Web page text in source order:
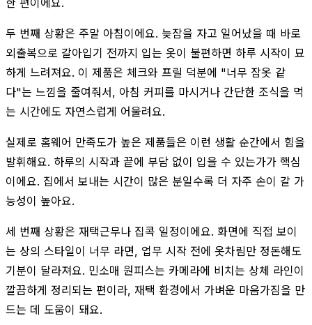
두 번째 상황은 주말 아침이에요. 늦잠을 자고 일어났을 때 바로
외출복으로 갈아입기 전까지 입는 옷이 불편하면 하루 시작이 묘
하게 느려져요. 이 제품은 체크와 프릴 덕분에 "너무 잠옷 같
다"는 느낌을 줄여줘서, 아침 커피를 마시거나 간단한 조식을 먹
는 시간에도 자연스럽게 어울려요.
실제로 홈웨어 만족도가 높은 제품들은 이런 생활 순간에서 힘을
발휘해요. 하루의 시작과 끝에 부담 없이 입을 수 있는가가 핵심
이에요. 집에서 보내는 시간이 많은 분일수록 더 자주 손이 갈 가
능성이 높아요.
세 번째 상황은 재택근무나 집콕 일정이에요. 화면에 직접 보이
는 상의 스타일이 너무 라면, 업무 시작 전에 옷차림만 정돈해도
기분이 달라져요. 민소매 원피스는 카메라에 비치는 상체 라인이
깔끔하게 정리되는 편이라, 재택 환경에서 가벼운 마음가짐을 만
드는 데 도움이 돼요.